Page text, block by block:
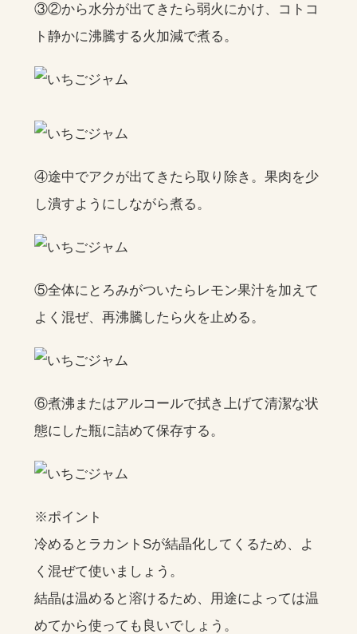
③②から水分が出てきたら弱火にかけ、コトコ
ト静かに沸騰する火加減で煮る。
④途中でアクが出てきたら取り除き。果肉を少
し潰すようにしながら煮る。
⑤全体にとろみがついたらレモン果汁を加えて
よく混ぜ、再沸騰したら火を止める。
⑥煮沸またはアルコールで拭き上げて清潔な状
態にした瓶に詰めて保存する。
※ポイント
冷めるとラカントSが結晶化してくるため、よ
く混ぜて使いましょう。
結晶は温めると溶けるため、用途によっては温
めてから使っても良いでしょう。